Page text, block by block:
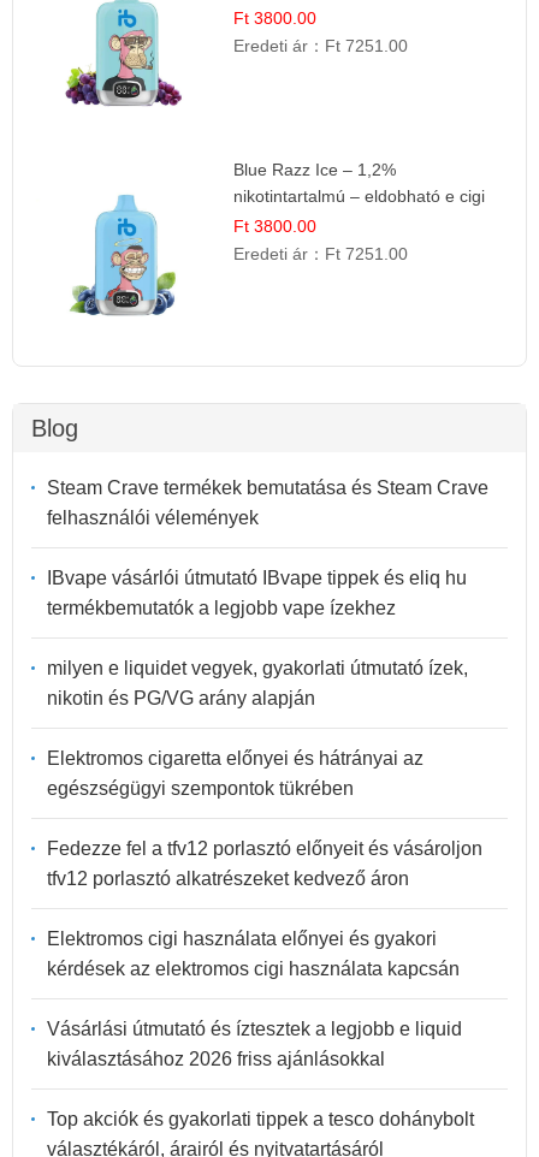
Ft 3800.00
Eredeti ár： Ft 7251.00
Blue Razz Ice – 1,2%
nikotintartalmú – eldobható e cigi
Ft 3800.00
Eredeti ár： Ft 7251.00
Blog
Steam Crave termékek bemutatása és Steam Crave
felhasználói vélemények
IBvape vásárlói útmutató IBvape tippek és eliq hu
termékbemutatók a legjobb vape ízekhez
milyen e liquidet vegyek, gyakorlati útmutató ízek,
nikotin és PG/VG arány alapján
Elektromos cigaretta előnyei és hátrányai az
egészségügyi szempontok tükrében
Fedezze fel a tfv12 porlasztó előnyeit és vásároljon
tfv12 porlasztó alkatrészeket kedvező áron
Elektromos cigi használata előnyei és gyakori
kérdések az elektromos cigi használata kapcsán
Vásárlási útmutató és íztesztek a legjobb e liquid
kiválasztásához 2026 friss ajánlásokkal
Top akciók és gyakorlati tippek a tesco dohánybolt
választékáról, árairól és nyitvatartásáról